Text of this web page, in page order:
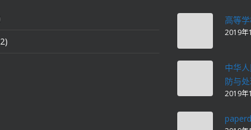
高等
2019年
中华
防与
2019年